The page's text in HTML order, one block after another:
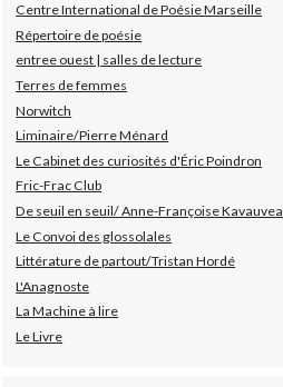
Centre International de Poésie Marseille
Répertoire de poésie
entree ouest | salles de lecture
Terres de femmes
Norwitch
Liminaire/Pierre Ménard
Le Cabinet des curiosités d'Éric Poindron
Fric-Frac Club
De seuil en seuil/ Anne-Françoise Kavauvea
Le Convoi des glossolales
Littérature de partout/Tristan Hordé
L'Anagnoste
La Machine à lire
Le Livre